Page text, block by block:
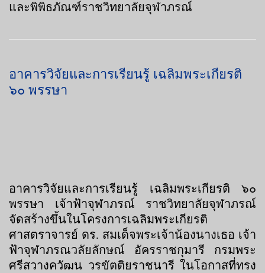
และพิพิธภัณฑ์ราชวิทยาลัยจุฬาภรณ์
อาคารวิจัยและการเรียนรู้ เฉลิมพระเกียรติ
๖๐ พรรษา
อาคารวิจัยและการเรียนรู้ เฉลิมพระเกียรติ ๖๐
พรรษา เจ้าฟ้าจุฬาภรณ์ ราชวิทยาลัยจุฬาภรณ์
จัดสร้างขึ้นในโครงการเฉลิมพระเกียรติ
ศาสตราจารย์ ดร. สมเด็จพระเจ้าน้องนางเธอ เจ้า
ฟ้าจุฬาภรณวลัยลักษณ์ อัครราชกุมารี กรมพระ
ศรีสวางควัฒน วรขัตติยราชนารี ในโอกาสที่ทรง